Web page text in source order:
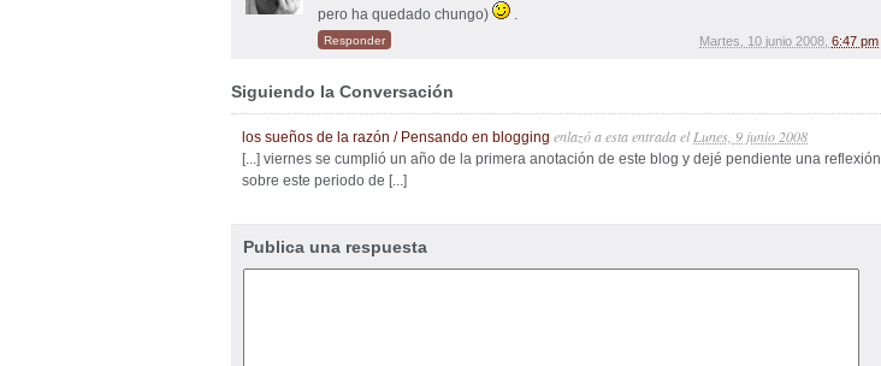
pero ha quedado chungo)
.
Martes, 10 junio 2008, 6:47 pm
Responder
Siguiendo la Conversación
los sueños de la razón / Pensando en blogging enlazó a esta entradael Lunes, 9 junio 2008
[...] viernes se cumplió un año de la primera anotación de este blog y dejé pendiente una reflexión
sobre este periodo de [...]
Publica una respuesta